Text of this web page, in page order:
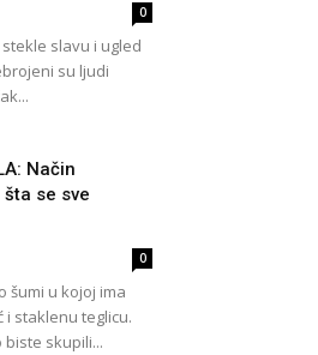
0
slavu i ugled
su ljudi
Način
se sve
0
šumi u kojoj ima
staklenu teglicu.
skupili...